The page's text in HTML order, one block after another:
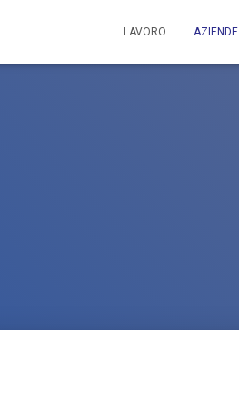
LAVORO AZIENDE